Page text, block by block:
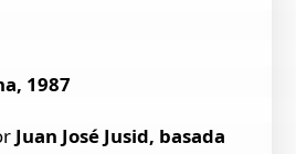
1987
Juan José Jusid, basada